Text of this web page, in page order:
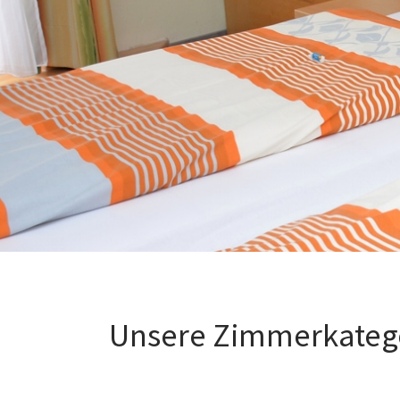
Unsere